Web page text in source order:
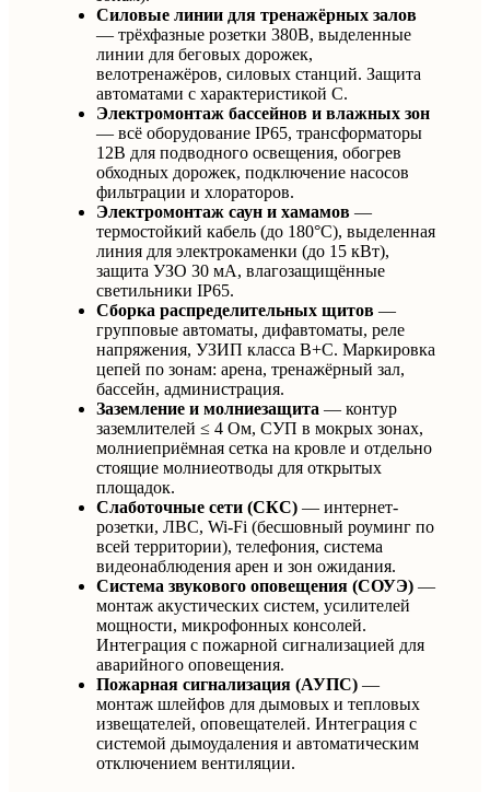
Силовые линии для тренажёрных залов
— трёхфазные розетки 380В, выделенные
линии для беговых дорожек,
велотренажёров, силовых станций. Защита
автоматами с характеристикой C.
Электромонтаж бассейнов и влажных зон
— всё оборудование IP65, трансформаторы
12В для подводного освещения, обогрев
обходных дорожек, подключение насосов
фильтрации и хлораторов.
Электромонтаж саун и хамамов —
термостойкий кабель (до 180°C), выделенная
линия для электрокаменки (до 15 кВт),
защита УЗО 30 мА, влагозащищённые
светильники IP65.
Сборка распределительных щитов —
групповые автоматы, дифавтоматы, реле
напряжения, УЗИП класса B+C. Маркировка
цепей по зонам: арена, тренажёрный зал,
бассейн, администрация.
Заземление и молниезащита — контур
заземлителей ≤ 4 Ом, СУП в мокрых зонах,
молниеприёмная сетка на кровле и отдельно
стоящие молниеотводы для открытых
площадок.
Слаботочные сети (СКС) — интернет-
розетки, ЛВС, Wi-Fi (бесшовный роуминг по
всей территории), телефония, система
видеонаблюдения арен и зон ожидания.
Система звукового оповещения (СОУЭ) —
монтаж акустических систем, усилителей
мощности, микрофонных консолей.
Интеграция с пожарной сигнализацией для
аварийного оповещения.
Пожарная сигнализация (АУПС) —
монтаж шлейфов для дымовых и тепловых
извещателей, оповещателей. Интеграция с
системой дымоудаления и автоматическим
отключением вентиляции.